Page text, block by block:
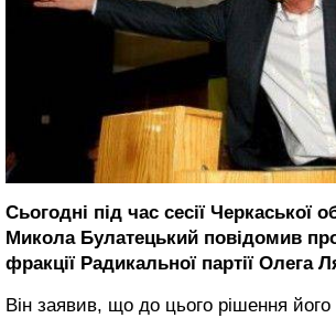
Сьогодні під час сесії Черкаської
Микола Булатецький повідомив
фракції Радикальної партії Олега
Він заявив, що до цього рішення